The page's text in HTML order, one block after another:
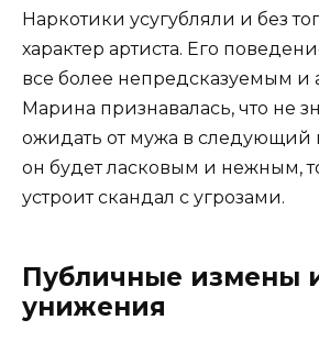
Наркотики усугубляли и без
характер артиста. Его
все более непредсказуемым и
Марина признавалась, что не
ожидать от мужа в следующий
он будет ласковым и нежным,
устроит скандал с угрозами.
Публичные измены
унижения